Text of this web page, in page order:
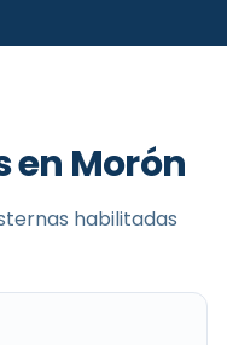
en Morón
habilitadas